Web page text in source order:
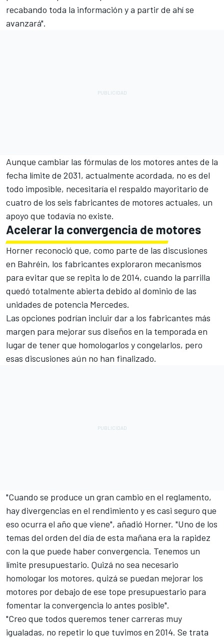
recabando toda la información y a partir de ahí se
avanzará".
Aunque cambiar las fórmulas de los motores antes de la
fecha límite de 2031, actualmente acordada, no es del
todo imposible, necesitaría el respaldo mayoritario de
cuatro de los seis fabricantes de motores actuales, un
apoyo que todavía no existe.
Acelerar la convergencia de motores
Horner reconoció que, como parte de las discusiones
en Bahréin, los fabricantes exploraron mecanismos
para evitar que se repita lo de 2014, cuando la parrilla
quedó totalmente abierta debido al dominio de las
unidades de potencia Mercedes.
Las opciones podrían incluir dar a los fabricantes más
margen para mejorar sus diseños en la temporada en
lugar de tener que homologarlos y congelarlos, pero
esas discusiones aún no han finalizado.
"Cuando se produce un gran cambio en el reglamento,
hay divergencias en el rendimiento y es casi seguro que
eso ocurra el año que viene", añadió Horner. "Uno de los
temas del orden del día de esta mañana era la rapidez
con la que puede haber convergencia. Tenemos un
límite presupuestario. Quizá no sea necesario
homologar los motores, quizá se puedan mejorar los
motores por debajo de ese tope presupuestario para
fomentar la convergencia lo antes posible".
"Creo que todos queremos tener carreras muy
igualadas, no repetir lo que tuvimos en 2014. Se trata